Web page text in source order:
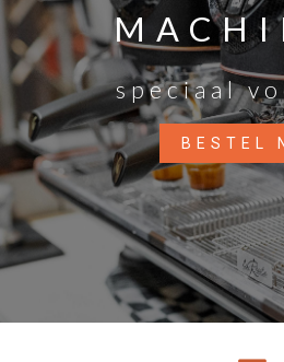
speciaal
BESTEL